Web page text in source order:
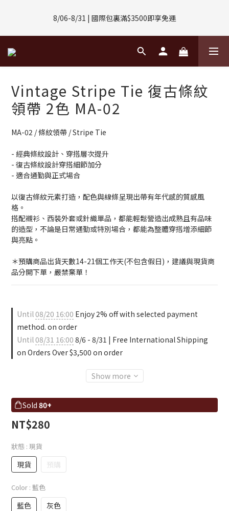
(數量有限售完不補)
8/06-8/31 | 國際包裏滿$3500即享免運
8/08-8/10 | 全館任選3件 贈 $188購物金
8/01-8/31 | 任選2件CUBOX正價商品 贈【威靈頓 / 波士頓墨鏡】
(數量有限售完不補)
Vintage Stripe Tie 復古條紋
領帶 2色 MA-02
MA-02 / 條紋領帶 / Stripe Tie
- 經典條紋設計、穿搭層次提升
- 復古條紋設計穿搭細節加分
- 適合通勤與正式場合
以復古條紋元素打造，配色與線條呈現出帶有年代感的質感風
格。
搭配襯衫、西裝外套或針織單品，都能輕鬆營造出成熟且有品味
的造型，不論是日常通勤或特別場合，都能為整體穿搭增添細節
與亮點。
＊預購商品出貨天數14-21個工作天(不包含假日)，建議與現貨商
品分開下單，嚴禁棄單！
Until08/20 16:00 Enjoy 2% off with selected payment
method. on order
Until08/31 16:00 8/6 - 8/31 | Free International Shipping
on Orders Over $3,500 on order
Show more
Sold 80+
NT$280
狀態 : 現貨
現貨 預購
Color : 藍色
藍色 灰色